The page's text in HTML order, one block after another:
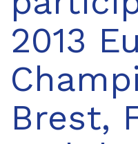
2013
Brest,